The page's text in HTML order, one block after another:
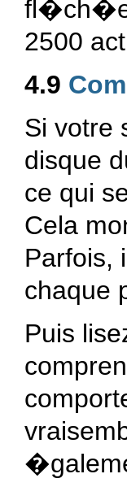
fl�ch�e,
2500
4.9
Si votre
disque
ce qui
Cela
Parfois,
chaque
Puis